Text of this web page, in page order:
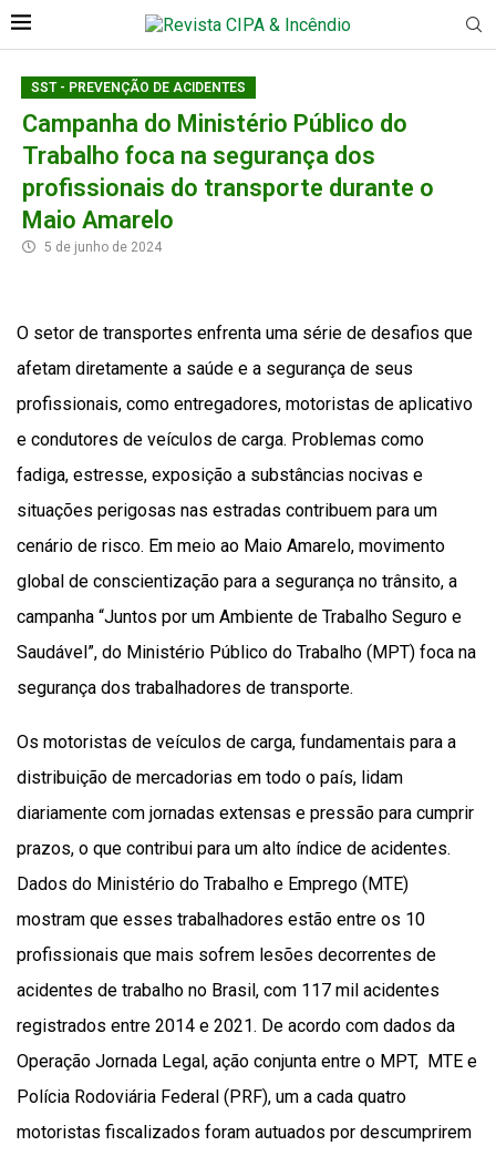
SST - PREVENÇÃO DE ACIDENTES
Campanha do Ministério Público do
Trabalho foca na segurança dos
profissionais do transporte durante o
Maio Amarelo
5 de junho de 2024
O setor de transportes enfrenta uma série de desafios que
afetam diretamente a saúde e a segurança de seus
profissionais, como entregadores, motoristas de aplicativo
e condutores de veículos de carga. Problemas como
fadiga, estresse, exposição a substâncias nocivas e
situações perigosas nas estradas contribuem para um
cenário de risco. Em meio ao Maio Amarelo, movimento
global de conscientização para a segurança no trânsito, a
campanha “Juntos por um Ambiente de Trabalho Seguro e
Saudável”, do Ministério Público do Trabalho (MPT) foca na
segurança dos trabalhadores de transporte.
Os motoristas de veículos de carga, fundamentais para a
distribuição de mercadorias em todo o país, lidam
diariamente com jornadas extensas e pressão para cumprir
prazos, o que contribui para um alto índice de acidentes.
Dados do Ministério do Trabalho e Emprego (MTE)
mostram que esses trabalhadores estão entre os 10
profissionais que mais sofrem lesões decorrentes de
acidentes de trabalho no Brasil, com 117 mil acidentes
registrados entre 2014 e 2021. De acordo com dados da
Operação Jornada Legal, ação conjunta entre o MPT, MTE e
Polícia Rodoviária Federal (PRF), um a cada quatro
motoristas fiscalizados foram autuados por descumprirem